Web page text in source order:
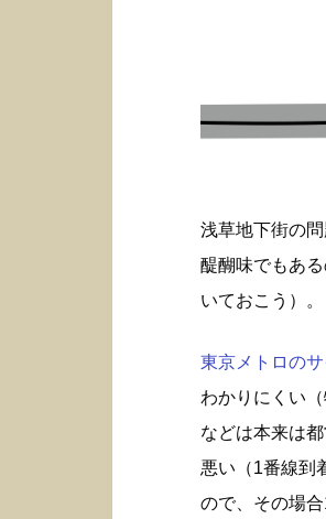
浅草地下街の
醍醐味でもあ
いておこう）。
東京メトロの
わかりにくい
などは本来は
悪い（1番線到
ので、その場